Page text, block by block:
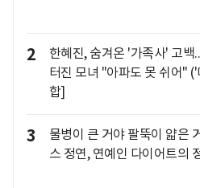
2
한혜진, 숨겨온 '가족사' 고백
터진 모녀 "아파도 못 쉬어"
합]
3
물병이 큰 거야 팔뚝이 얇은
스 정연, 연예인 다이어트의